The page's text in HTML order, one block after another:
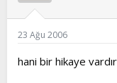
23 Ağu 2006
hani bir hikaye